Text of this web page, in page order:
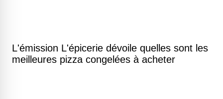
L'émission L'épicerie dévoile quelles sont les
meilleures pizza congelées à acheter